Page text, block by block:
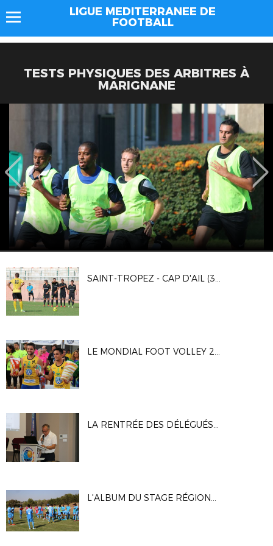
LIGUE MEDITERRANEE DE
FOOTBALL
TESTS PHYSIQUES DES ARBITRES À
MARIGNANE
SAINT-TROPEZ - CAP D'AIL (3EME TOUR COUPE DE FRANCE)
LE MONDIAL FOOT VOLLEY 2017 !
LA RENTRÉE DES DÉLÉGUÉS MÉDITERRANÉENS
L'ALBUM DU STAGE RÉGIONAL U16 GARÇONS AU CREPS AIX